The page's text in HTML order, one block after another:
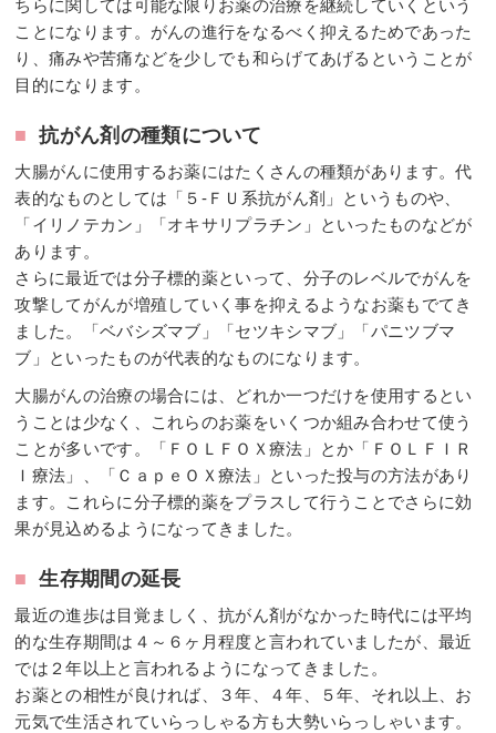
ちらに関しては可能な限りお薬の治療を継続していくという
ことになります。がんの進行をなるべく抑えるためであった
り、痛みや苦痛などを少しでも和らげてあげるということが
目的になります。
■ 抗がん剤の種類について
大腸がんに使用するお薬にはたくさんの種類があります。代
表的なものとしては「５-ＦＵ系抗がん剤」というものや、
「イリノテカン」「オキサリプラチン」といったものなどが
あります。
さらに最近では分子標的薬といって、分子のレベルでがんを
攻撃してがんが増殖していく事を抑えるようなお薬もでてき
ました。「ベバシズマブ」「セツキシマブ」「パニツブマ
ブ」といったものが代表的なものになります。
大腸がんの治療の場合には、どれか一つだけを使用するとい
うことは少なく、これらのお薬をいくつか組み合わせて使う
ことが多いです。「ＦＯＬＦＯＸ療法」とか「ＦＯＬＦＩＲ
Ｉ療法」、「ＣａｐｅＯＸ療法」といった投与の方法があり
ます。これらに分子標的薬をプラスして行うことでさらに効
果が見込めるようになってきました。
■ 生存期間の延長
最近の進歩は目覚ましく、抗がん剤がなかった時代には平均
的な生存期間は４～６ヶ月程度と言われていましたが、最近
では２年以上と言われるようになってきました。
お薬との相性が良ければ、３年、４年、５年、それ以上、お
元気で生活されていらっしゃる方も大勢いらっしゃいます。